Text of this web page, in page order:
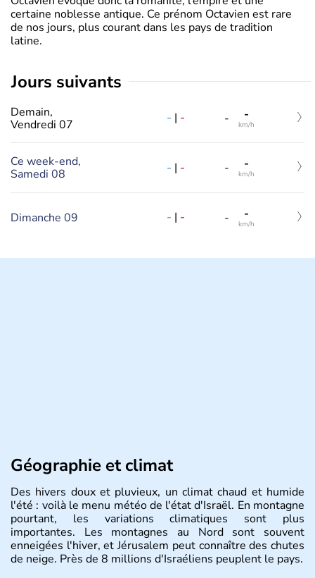
certaine noblesse antique. Ce prénom Octavien est rare
de nos jours, plus courant dans les pays de tradition
latine.
jours suivants
Demain,
Vendredi 07
- | - - -
km/h
Ce week-end,
Samedi 08
- | - - -
km/h
Dimanche 09 - | - - -
km/h
Géographie et climat
Des hivers doux et pluvieux, un climat chaud et humide
l'été : voilà le menu météo de l'état d'Israël. En montagne
pourtant, les variations climatiques sont plus
importantes. Les montagnes au Nord sont souvent
enneigées l'hiver, et Jérusalem peut connaître des chutes
de neige. Près de 8 millions d'Israéliens peuplent le pays.